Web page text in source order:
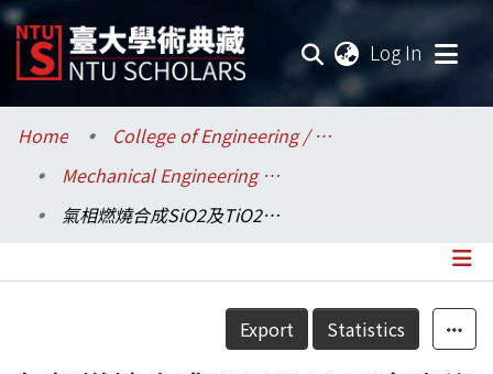
Log In
Communities & Collections
Research Outputs
Home
College of Engineering / 工學院
Mechanical Engineering / 機械工程學系
氣相燃燒合成SiO2及TiO2奈米複合材料之研究
Details
Export Statistics